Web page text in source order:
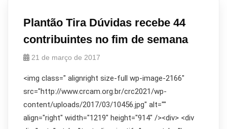
Plantão Tira Dúvidas recebe 44
contribuintes no fim de semana
21 de março de 2017
<img class=" alignright size-full wp-image-2166"
src="http://www.crcam.org.br/crc2021/wp-
content/uploads/2017/03/10456.jpg" alt=""
align="right" width="1219" height="914" /><div> <div